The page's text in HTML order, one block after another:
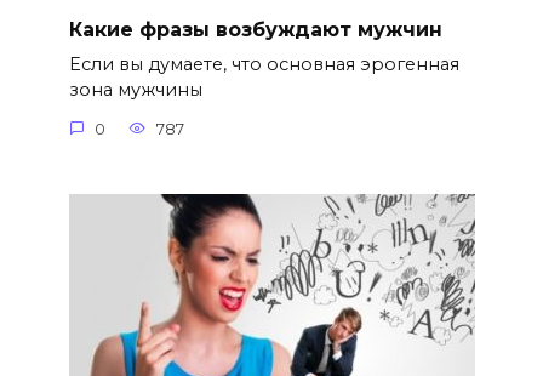
Какие фразы возбуждают мужчин
Если вы думаете, что основная эрогенная
зона мужчины
0 787